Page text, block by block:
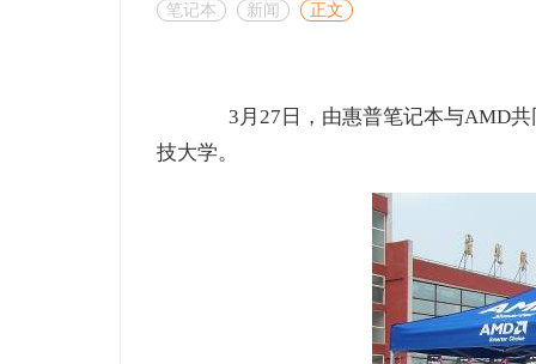
笔记本 新闻 正文
3月27日，由惠普笔记本与AMD共
技大学。